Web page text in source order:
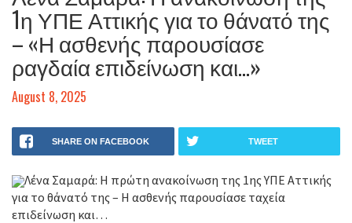
1η ΥΠΕ Αττικής για το θάνατό της
– «Η ασθενής παρουσίασε
ραγδαία επιδείνωση και…»
August 8, 2025
SHARE ON FACEBOOK TWEET
Λένα Σαμαρά: Η πρώτη ανακοίνωση της 1ης ΥΠΕ Αττικής
για το θάνατό της – Η ασθενής παρουσίασε ταχεία
επιδείνωση και…